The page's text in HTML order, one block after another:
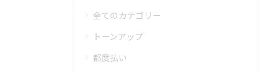
全てのカテゴリー
トーンアップ
都度払い